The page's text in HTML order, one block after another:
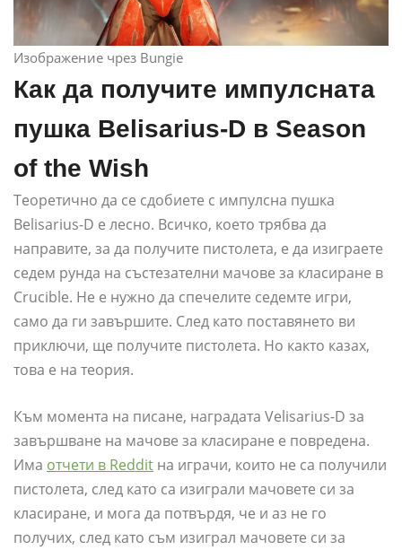
Изображение чрез Bungie
Как да получите импулсната
пушка Belisarius-D в Season
of the Wish
Теоретично да се сдобиете с импулсна пушка
Belisarius-D е лесно. Всичко, което трябва да
направите, за да получите пистолета, е да изиграете
седем рунда на състезателни мачове за класиране в
Crucible. Не е нужно да спечелите седемте игри,
само да ги завършите. След като поставянето ви
приключи, ще получите пистолета. Но както казах,
това е на теория.
Към момента на писане, наградата Velisarius-D за
завършване на мачове за класиране е повредена.
Има отчети в Reddit на играчи, които не са получили
пистолета, след като са изиграли мачовете си за
класиране, и мога да потвърдя, че и аз не го
получих, след като съм изиграл мачовете си за